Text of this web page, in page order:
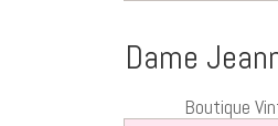
Dame
Boutique